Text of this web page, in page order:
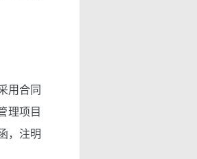
用合同
理项目
，注明